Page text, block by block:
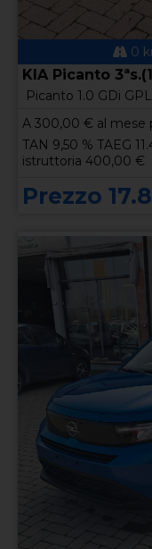
0
KIA Picanto
Picanto 1.0 GDi
A 300,00 € al mese
TAN 9,50 % TAEG
istruttoria 400,00 €
Prezzo